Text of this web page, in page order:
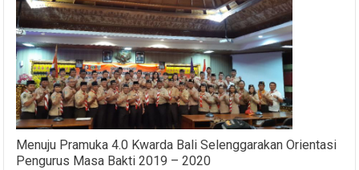
Sebutkan
Pasar
Gotong
Royon
Berikan
Dampak
Positif
bagi
Warga
Menuju Pramuka 4.0 Kwarda Bali Selenggarakan Orientasi
Pengurus Masa Bakti 2019 – 2020